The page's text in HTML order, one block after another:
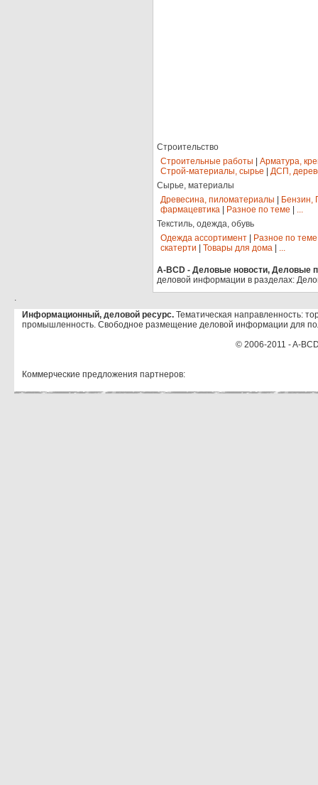
Строительство
Строительные работы
Арматура,
Строй-материалы, сырье
ДСП,
Сырье, материалы
Древесина, пиломатериалы
Бензин,
фармацевтика
Разное по теме
...
Текстиль, одежда, обувь
Одежда ассортимент
Разное по теме
скатерти
Товары для дома ...
A-BCD - Деловые новости, Деловые
деловой информации в разделах:
.
Информационный, деловой ресурс. Тематическая направленность:
промышленность. Свободное размещение деловой информации для
© 2006-2011 - A-
Коммерческие предложения партнеров: